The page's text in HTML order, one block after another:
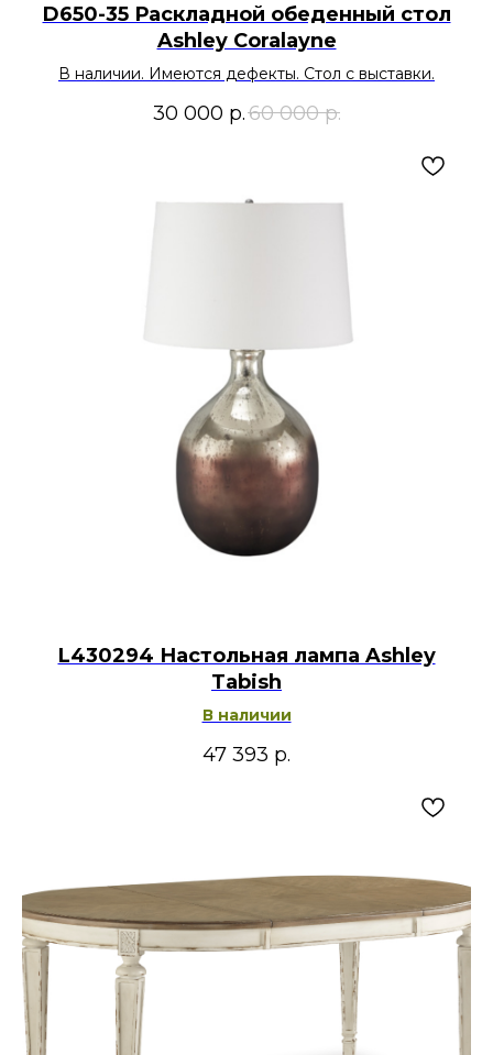
D650-35 Раскладной обеденный стол
Ashley Coralayne
В наличии. Имеются дефекты. Стол с выставки.
30 000 р.60 000 р.
L430294 Настольная лампа Ashley
Tabish
В наличии
47 393 р.